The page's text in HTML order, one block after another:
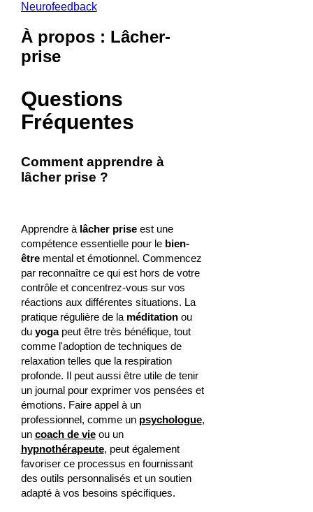
Neurofeedback
À propos : Lâcher-
prise
Questions
Fréquentes
Comment apprendre à
lâcher prise ?
Apprendre à lâcher priseest une
compétence essentielle pour le bien-
êtremental et émotionnel. Commencez
par reconnaître ce qui est hors de votre
contrôle et concentrez-vous sur vos
réactions aux différentes situations. La
pratique régulière de la méditationou
du yogapeut être très bénéfique, tout
comme l'adoption de techniques de
relaxation telles que la respiration
profonde. Il peut aussi être utile de tenir
un journal pour exprimer vos pensées et
émotions. Faire appel à un
professionnel, comme un psychologue,
un coach de vieou un
hypnothérapeute, peut également
favoriser ce processus en fournissant
des outils personnalisés et un soutien
adapté à vos besoins spécifiques.